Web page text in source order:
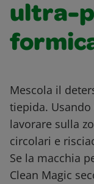
ultra-
Mescola il
tiepida. Usando
lavorare sulla
circolari e
Se la macchia
Clean Magic